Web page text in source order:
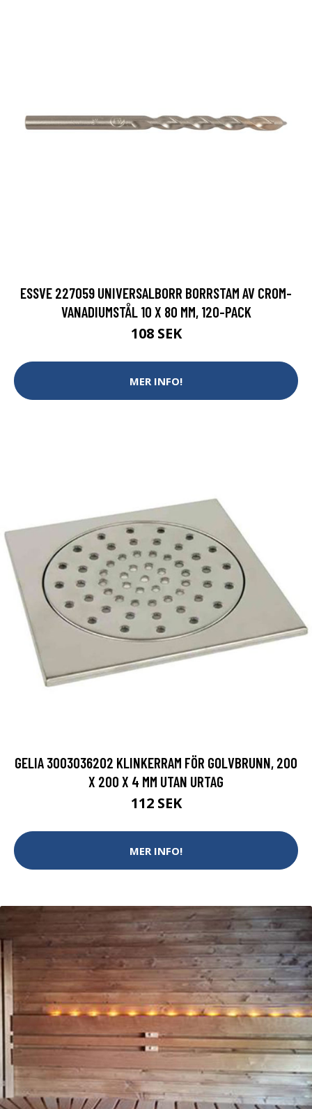
ESSVE 227059 UNIVERSALBORR BORRSTAM AV CROM-
VANADIUMSTÅL 10 X 80 MM, 120-PACK
108 SEK
MER INFO!
GELIA 3003036202 KLINKERRAM FÖR GOLVBRUNN, 200
X 200 X 4 MM UTAN URTAG
112 SEK
MER INFO!